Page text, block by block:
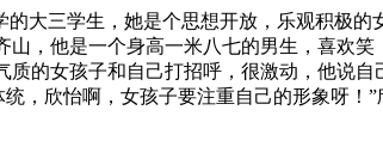
大三学生，她是个思想开放，乐观积极的
，他是一个身高一米八七的男生，喜欢笑
的女孩子和自己打招呼，很激动，他说自
，欣怡啊，女孩子要注重自己的形象呀！”